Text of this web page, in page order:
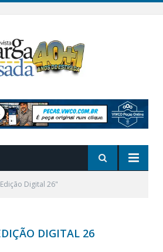
Digital 26"
DIGITAL 26